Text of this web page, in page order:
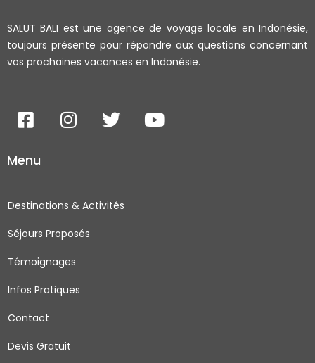
SALUT BALI est une agence de voyage locale en Indonésie,
toujours présente pour répondre aux questions concernant
vos prochaines vacances en Indonésie.
F
a
e
o
k
-
q
u
a
r
I
n
g
a
m
T
w
e
Y
o
Menu
Destinations & Activités
Séjours Proposés
Témoignages
Infos Pratiques
Contact
Devis Gratuit